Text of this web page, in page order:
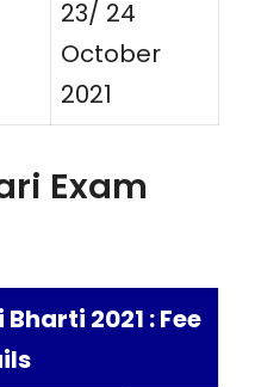
23/ 24
October
2021
Exam
2021 : Fee